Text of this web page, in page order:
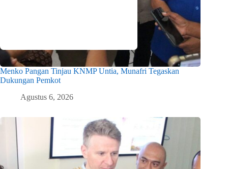
Menko Pangan Tinjau KNMP Untia, Munafri Tegaskan
Dukungan Pemkot
Agustus 6, 2026